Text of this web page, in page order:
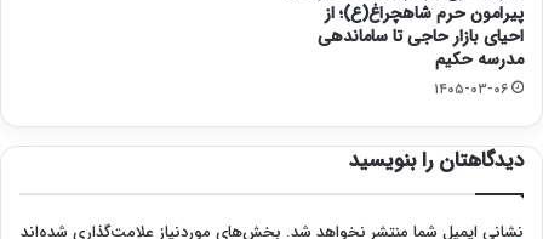
پیرامون حرم شاهچراغ(ع)؛ از
احیای بازار حاجی تا ساماندهی
مدرسه حکیم
۱۴۰۵-۰۳-۰۶
دیدگاهتان را بنویسید
نشانی ایمیل شما منتشر نخواهد شد. بخش‌های موردنیاز علامت‌گذاری شده‌اند